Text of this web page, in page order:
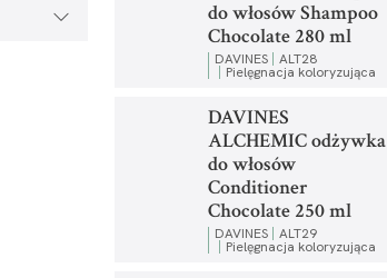
do włosów Shampoo
Chocolate 280 ml
DAVINES ALT28
Pielęgnacja koloryzująca
DAVINES
ALCHEMIC odżywka
do włosów
Conditioner
Chocolate 250 ml
DAVINES ALT29
Pielęgnacja koloryzująca